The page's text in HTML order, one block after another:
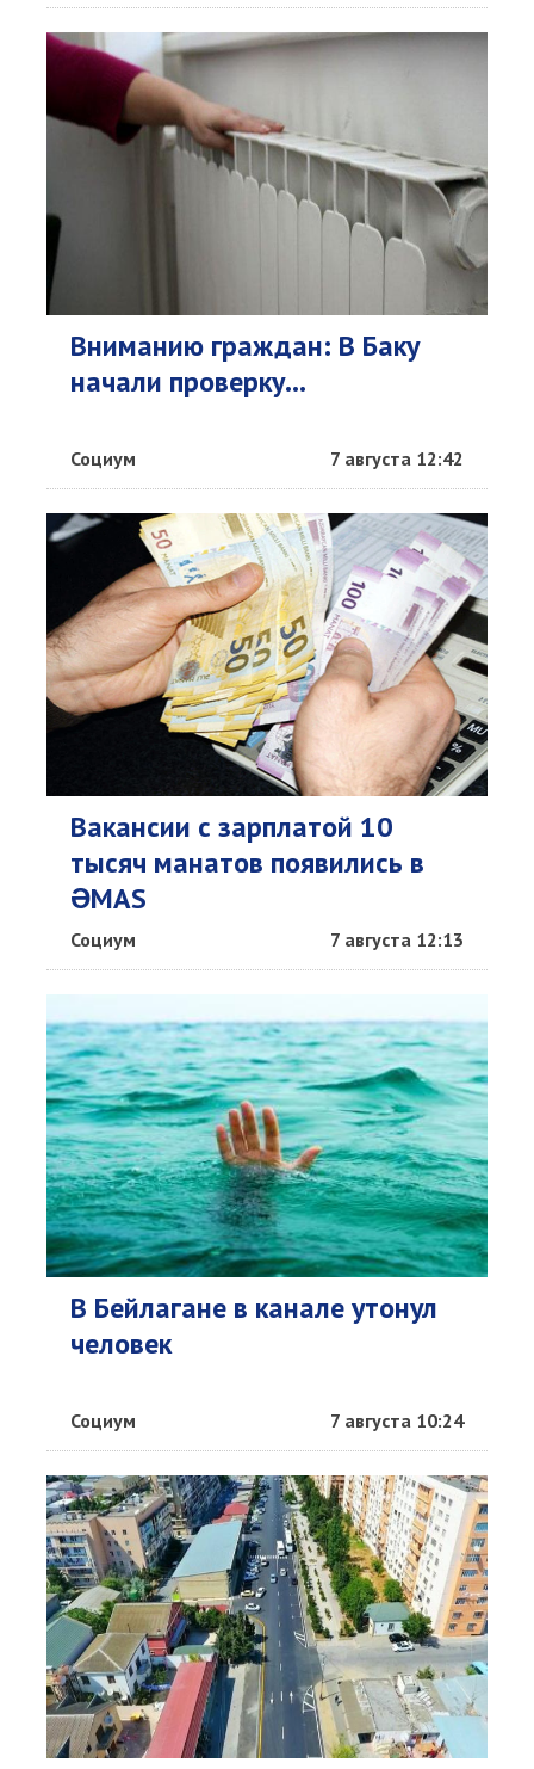
Вниманию граждан: В Баку
начали проверку...
Социум 7 августа 12:42
Вакансии с зарплатой 10
тысяч манатов появились в
ƏMAS
Социум 7 августа 12:13
В Бейлагане в канале утонул
человек
Социум 7 августа 10:24